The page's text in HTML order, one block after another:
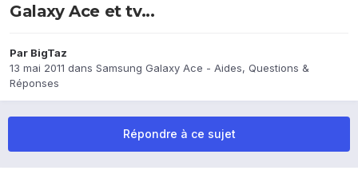
Galaxy Ace et tv...
Par BigTaz
13 mai 2011 dans Samsung Galaxy Ace - Aides, Questions &
Réponses
Répondre à ce sujet